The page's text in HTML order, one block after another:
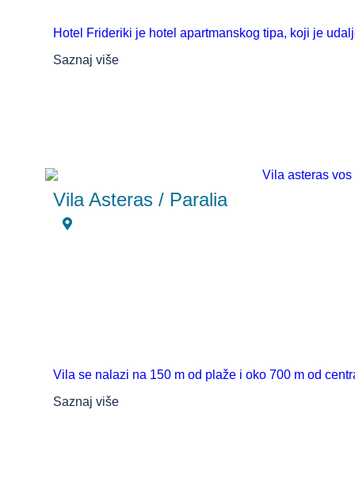
Hotel Frideriki je hotel apartmanskog tipa, koji je
Saznaj više
Vila Asteras / Paralia
Vila se nalazi na 150 m od plaže i oko 700 m od
Saznaj više